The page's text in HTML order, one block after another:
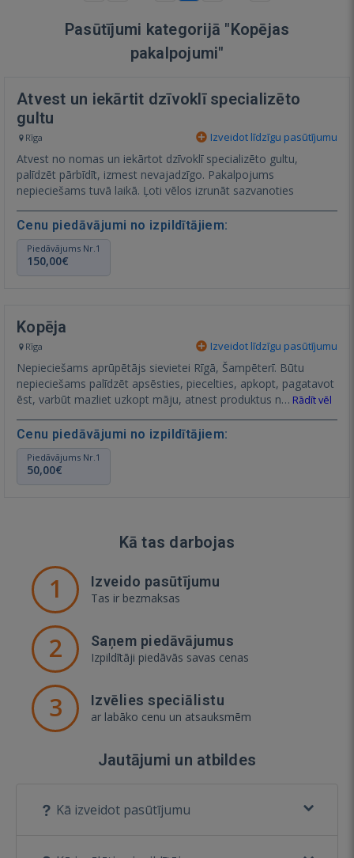
Pasūtījumi kategorijā "Kopējas
pakalpojumi"
Atvest un iekārtit dzīvoklī specializēto
gultu
Rīga Izveidot līdzīgu pasūtījumu
Atvest no nomas un iekārtot dzīvoklī specializēto gultu,
palīdzēt pārbīdīt, izmest nevajadzīgo. Pakalpojums
nepieciešams tuvā laikā. Ļoti vēlos izrunāt sazvanoties
Cenu piedāvājumi no izpildītājiem:
Piedāvājums Nr.1
150,00€
Kopēja
Rīga Izveidot līdzīgu pasūtījumu
Nepieciešams aprūpētājs sievietei Rīgā, Šampēterī. Būtu
nepieciešams palīdzēt apsēsties, piecelties, apkopt, pagatavot
ēst, varbūt mazliet uzkopt māju, atnest produktus n… Rādīt vēl
Cenu piedāvājumi no izpildītājiem:
Piedāvājums Nr.1
50,00€
Kā tas darbojas
1 Izveido pasūtījumu
Tas ir bezmaksas
2 Saņem piedāvājumus
Izpildītāji piedāvās savas cenas
3 Izvēlies speciālistu
ar labāko cenu un atsauksmēm
Jautājumi un atbildes
Kā izveidot pasūtījumu